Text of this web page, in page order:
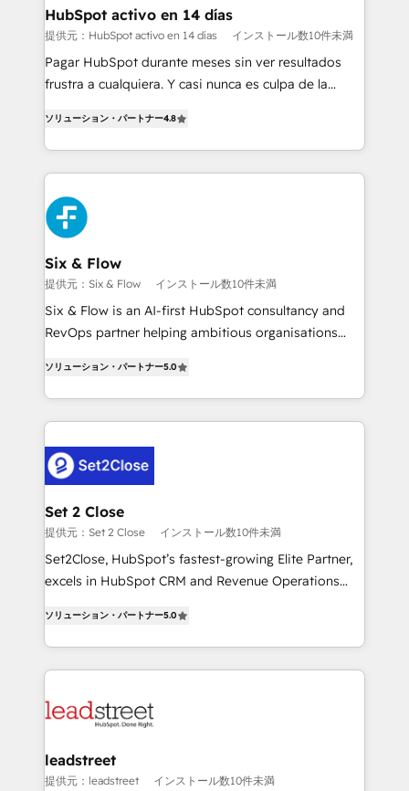
Transformation / Web Development • RevOps &
Sales Consulting • Marketing Automation What
makes us different? 🚀 Top 0.5% of global HubSpot
agencies ⚙️ The strongest technical ability and
partners who will embed ourselves into your
business, processes and systems 🏢 We specialise in
complex use cases 🏆 CRM Implementation,
Platform Enablement, Custom Integration and
Certified
HubSpot activo en 14 días
提供元：HubSpot activo en 14 días インストール数10件未満
Pagar HubSpot durante meses sin ver resultados
frustra a cualquiera. Y casi nunca es culpa de la
implementó. Trabajamos con un catálogo de +80
casos de uso: cada uno resuelve un problema
concreto de tu operación en HubSpot. La entrega
toma de 1 a 3 semanas por caso, abordamos varios
en paralelo cuando tiene sentido, y siempre
confirmamos resultados antes de seguir avanzando.
Empiezas a ver resultados antes de que termine el
mes. 🏆 HubSpot Partner of the Year 2022, máximo
reconocimiento del ecosistema. Elite Solutions
Partner, el nivel más alto. +700 clientes
Hospital ABC, Hogares Unión, Yves Rocher,
MacStore, Café Britt, Bella Piel, confiaron en
respuestas para empezar. Te ayudamos a identificar
el primer caso de uso que más impacto te dará.
días.
ソリューション・パートナー4.8
Six & Flow
提供元：Six & Flow インストール数10件未満
Six & Flow is an AI-first HubSpot consultancy and
RevOps partner helping ambitious organisations
Operating across the UK, Netherlands, Ireland, and
Canada, we’ve delivered thousands of successful
HubSpot projects for mid-market and enterprise
combine HubSpot, data, and AI to design connected
go-to-market systems that align people, process,
and technology for predictable, scalable revenue
growth. Our expertise spans RevOps, CRM and data
architecture, AI enablement, and strategic marketing,
delivered through our proprietary FLAIR framework
Partner and ISO 27001:2022 certified consultancy,
we blend strategy, creativity, and technology to help
ソリューション・パートナー5.0
Set 2 Close
提供元：Set 2 Close インストール数10件未満
Set2Close, HubSpot’s fastest-growing Elite Partner,
excels in HubSpot CRM and Revenue Operations
As a top HubSpot Elite Partner, we specialize in
custom HubSpot CRM solutions. Our experts design,
implement, and optimize systems to enhance user
marketing, and service teams. From setup to
management, and speed up deal closures. With 500+
projects completed, our Agile approach ensures your
ソリューション・パートナー5.0
leadstreet
提供元：leadstreet インストール数10件未満